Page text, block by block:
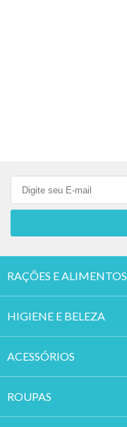
RAÇÕES E ALIMENTOS
HIGIENE E BELEZA
ACESSÓRIOS
ROUPAS